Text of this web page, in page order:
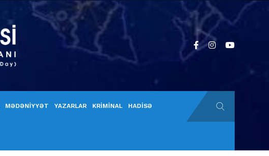
MƏDƏNİYYƏT YAZARLAR KRİMİNAL HADİSƏ